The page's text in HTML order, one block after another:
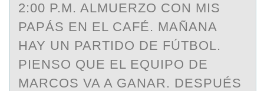
2:00 P.M. ALMUERZO CON MIS
PAPÁS EN EL CAFÉ. MAÑANA
HAY UN PARTIDO DE FÚTBOL.
PIENSO QUE EL EQUIPO DE
MARCOS VA A GANAR. DESPUÉS